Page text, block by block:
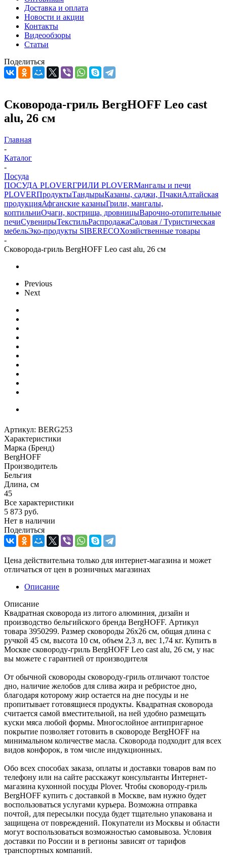
Доставка и оплата
Новости и акции
Контакты
Видеообзоры
Статьи
Поделиться
Сковорода-гриль BergHOFF Leo cast
alu, 26 см
Главная
-
Каталог
-
Посуда
ПОСУДА PLOVERГРИЛИ PLOVERМангалы и печи
PLOVERПродуктыТандырыКазаны, саджи, ПчакиАлтайская
продукцияАфганские казаныГрили, мангалы,
коптильниОчаги, кострища, дровницыВарочно-отопительные
печиСувенирыТекстильРаспродажаСадовая / Туристическая
мебельЭко-продукты SIBERECOХозяйственные товары
-
Сковорода-гриль BergHOFF Leo cast alu, 26 см
Previous
Next
Артикул: BERG253
Характеристики
Марка (Бренд)
BergHOFF
Производитель
Бельгия
Длина, см
45
Все характеристики
5 873 руб.
Нет в наличии
Поделиться
Цена действительна только для интернет-магазина и может
отличаться от цен в розничных магазинах
Описание
Описание
Квадратная сковорода из литого алюминия, дизайн и
производство бельгийского бренда BergHOFF. Артикул
товара 3950299. Размер сковороды 26х26 см, общая длина с
ручкой 45 см, высота 10 см, объем 2,3 л, вес 1,74 кг. Купить в
Москве сковороду-гриль BergHOFF Leo cast alu, 26 см, у нас
вы можете с гарантией от производителя
От обычной сковороды сковороду-гриль отличают толстое
дно, наличие желобов для слива жира и ребристое дно,
благодаря которому жир остается на дне посуды и не
пропитывает готовящиеся продукты. Квадратная сковорода
считается самой вместительной, на ней удобно размещать
куски мяса любой формы. Многослойное антипригарное
покрытие позволяет готовить в сковороде BergHOFF на
минимальном количестве масла. Сковорода подходит для всех
видов конфорок, в том числе индукционных.
Обо всех способах заказа, оплаты и доставки товаров вам по
телефону или на сайте расскажут консультанты Интернет-
магазина кухонной посуды Plover. Чтобы сковороду-гриль
BergHOFF купить с доставкой в Москве, вам нужно будет
воспользоваться услугами курьера. Возможна отправка
почтой, для пересылки посуда будет тщательно упакована и
защищена от повреждений. Покупатели из Москвы и области
могут воспользоваться возможностью самовывоза. Условия
доставки по России и в регионы зависят от тарифов
транспортных компаний.